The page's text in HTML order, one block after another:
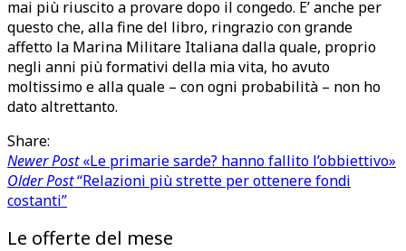
mai più riuscito a provare dopo il congedo. E’ anche per
questo che, alla fine del libro, ringrazio con grande
affetto la Marina Militare Italiana dalla quale, proprio
negli anni più formativi della mia vita, ho avuto
moltissimo e alla quale – con ogni probabilità – non ho
dato altrettanto.
Share:
Newer Post «Le primarie sarde? hanno fallito l’obbiettivo»
Older Post“Relazioni più strette per ottenere fondi
costanti”
Le offerte del mese